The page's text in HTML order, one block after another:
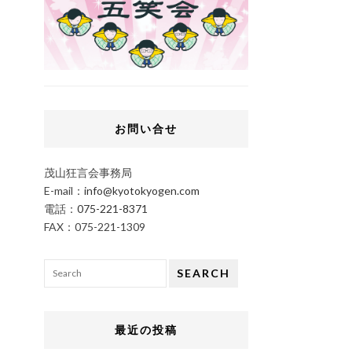
お問い合せ
茂山狂言会事務局
E-mail： info@kyotokyogen.com
電話： 075-221-8371
FAX：075-221-1309
SEARCH
最近の投稿